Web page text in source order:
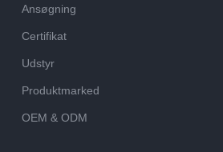
Ansøgning
Certifikat
Udstyr
Produktmarked
OEM & ODM